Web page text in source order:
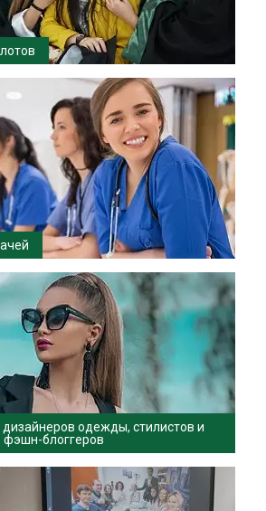
одежды, стилистов и
фэшн-блоггеров